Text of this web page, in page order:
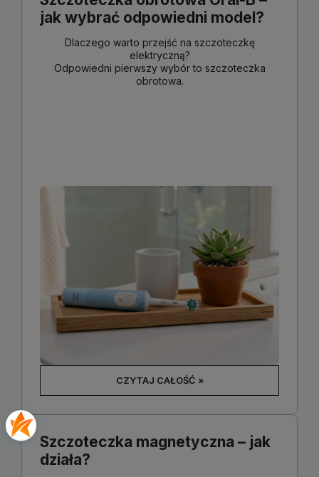
jak wybrać odpowiedni model?
Dlaczego warto przejść na szczoteczkę
elektryczną?
Odpowiedni pierwszy wybór to szczoteczka
obrotowa.
CZYTAJ CAŁOŚĆ »
Szczoteczka magnetyczna – jak
działa?